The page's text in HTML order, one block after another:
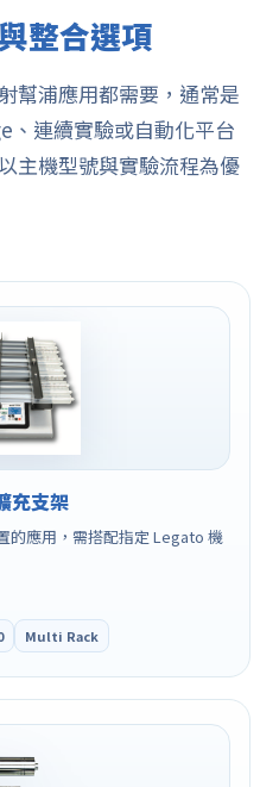
整合選項
幫浦應用都需要，通常是
連續實驗或自動化平台
主機型號與實驗流程為優
充支架
的應用，需搭配指定 Legato 機
Multi Rack